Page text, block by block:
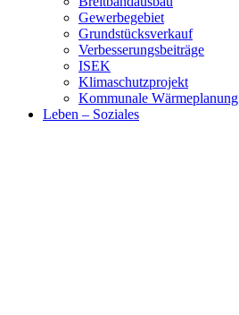
Gewerbegebiet
Grundstücksverkauf
Verbesserungsbeiträge
ISEK
Klimaschutzprojekt
Kommunale Wärmeplanung
Leben – Soziales